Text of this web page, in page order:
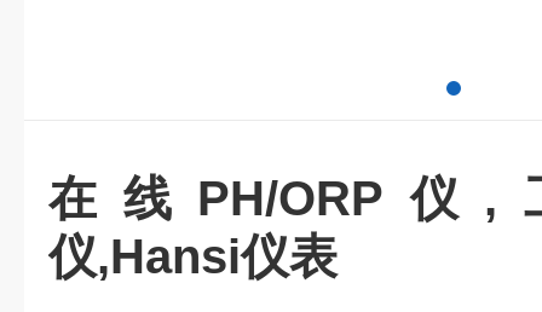
在线PH/ORP仪,
仪,Hansi仪表